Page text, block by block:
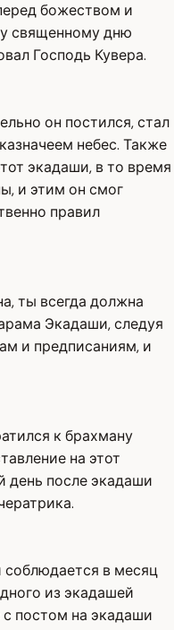
божеством и
священному дню
Господь Кувера.
он постился, стал
небес. Также
экадаши, в то время
и этим он смог
правил
ты всегда должна
Экадаши, следуя
и предписаниям, и
к брахману
на этот
после экадаши
в месяц
из экадашей
с постом на экадаши